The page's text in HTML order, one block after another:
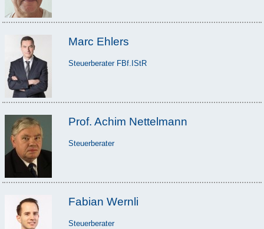
Marc Ehlers
Steuerberater FBf.IStR
Prof. Achim Nettelmann
Steuerberater
Fabian Wernli
Steuerberater